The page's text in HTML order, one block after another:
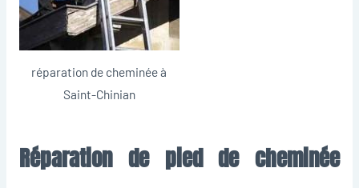
réparation de cheminée à
Saint-Chinian
Réparation de pied de cheminée